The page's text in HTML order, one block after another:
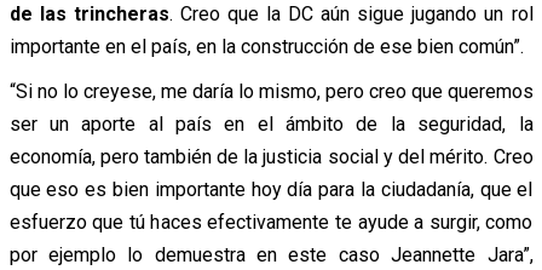
de las trincheras. Creo que la DC aún sigue jugando un rol
importante en el país, en la construcción de ese bien común”.
“Si no lo creyese, me daría lo mismo, pero creo que queremos
ser un aporte al país en el ámbito de la seguridad, la
economía, pero también de la justicia social y del mérito. Creo
que eso es bien importante hoy día para la ciudadanía, que el
esfuerzo que tú haces efectivamente te ayude a surgir, como
por ejemplo lo demuestra en este caso Jeannette Jara”,